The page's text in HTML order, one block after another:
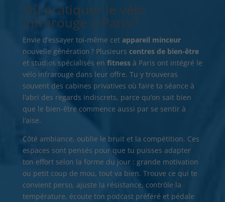
Où pratiquer le vélo
infrarouge à Paris ?
Envie d’essayer toi-même cet appareil minceur
nouvelle génération ? Plusieurs centres de bien-être
et studios spécialisés en fitnessà Paris ont intégré le
vélo infrarouge dans leur offre. Tu y trouveras
souvent des cabines privatives où faire ta séance à
l’abri des regards indiscrets, parce qu’on sait bien
que le bien-être commence aussi par se sentir à
l’aise.
Côté ambiance, oublie le bruit et la compétition. Ces
espaces sont pensés pour que tu puisses adapter
ton effort selon la forme du jour : grande motivation
ou petit coup de mou, tout va bien. Trouve ce qui te
convient perso, ajuste la résistance, contrôle la
température, écoute ton podcast préféré et pédale